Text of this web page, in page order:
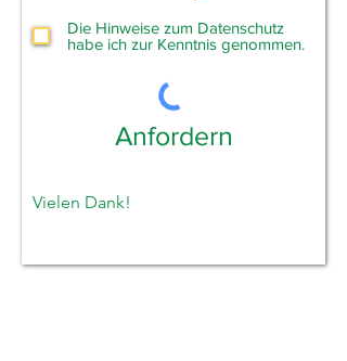
e
l
Die Hinweise zum Datenschutz
habe ich zur Kenntnis genommen.
Anfordern
Vielen Dank!